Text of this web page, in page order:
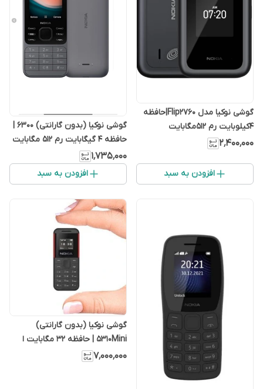
گوشی نوکیا مدل Flip2760|حافظه
4کیلوبایت رم 512مگابایت
۲٬۴۰۰٬۰۰۰
افزودن به سبد
گوشی نوکیا (بدون گارانتی) 6300 |
حافظه 4 گیگابایت رم 512 مگابایت
۱٬۷۳۵٬۰۰۰
افزودن به سبد
گوشی نوکیا (بدون گارانتی)
5310Mini | حافظه 32 مگابایت ا
۷٬۰۰۰٬۰۰۰